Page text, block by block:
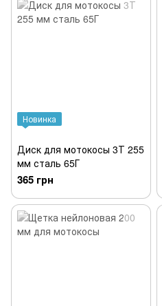
Новинка
Диск для мотокосы 3Т 255
мм сталь 65Г
365 грн